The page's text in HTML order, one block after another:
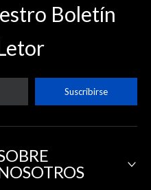
Boletín
Suscribirse